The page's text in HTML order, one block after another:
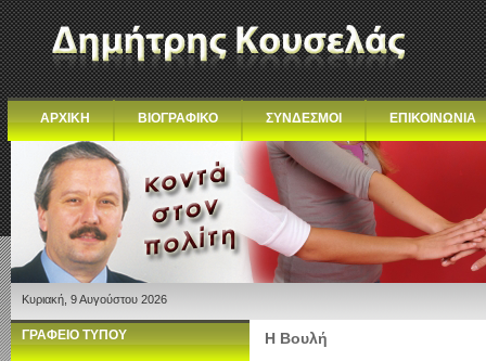
ΑΡΧΙΚΗ ΒΙΟΓΡΑΦΙΚΟ ΣΥΝΔΕΣΜΟΙ ΕΠΙΚΟΙΝΩΝΙΑ
Κυριακή, 9 Αυγούστου 2026
ΓΡΑΦΕΙΟ ΤΥΠΟΥ Η Βουλή